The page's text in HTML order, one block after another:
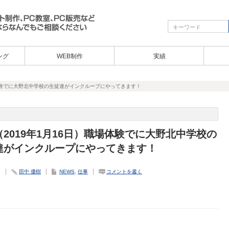
グ WEB制作 実績
に大野北中学校の生徒達がインクループにやってきます！
2019年1月16日）職場体験でに大野北中学校の
がインクループにやってきます！
田中 優樹 NEWS 仕事 コメントを書く